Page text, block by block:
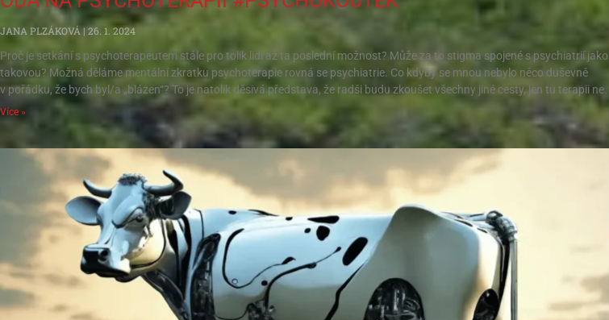
JANA PLZÁKOVÁ 26. 1. 2024
Proč je setkání s psychoterapeutem stále pro tolik lidí až ta poslední možnost? Může za to stigma spojené s psychiatrií jako
takovou? Možná děláme mentální zkratku psychoterapie rovná se psychiatrie. Co kdyby se mnou nebylo něco duševně
v pořádku, že bych byl/a „blázen“? To je natolik děsivá představa, že radši budu zkoušet všechny jiné cesty, jen tu terapii ne.
Více »